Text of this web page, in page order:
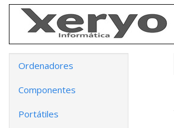
Ordenadores
Componentes
Portátiles